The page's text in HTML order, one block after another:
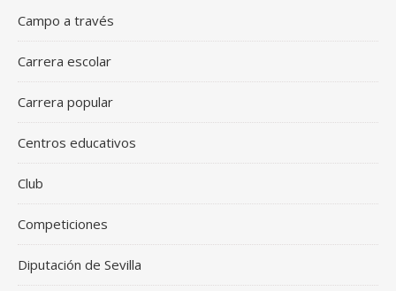
Campo a través
Carrera escolar
Carrera popular
Centros educativos
Club
Competiciones
Diputación de Sevilla